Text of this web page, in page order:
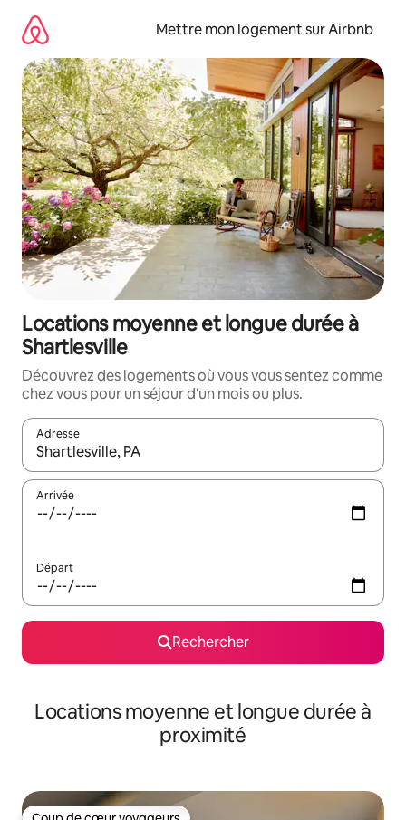
directement
contenu
Mettre mon logement sur Airbnb
Locations moyenne et longue durée à
Shartlesville
Découvrez des logements où vous vous sentez comme
chez vous pour un séjour d'un mois ou plus.
Adresse
Lorsque les résultats s'affichent, utilisez les flèches vers le
Arrivée
Départ
Rechercher
Locations moyenne et longue durée à
proximité